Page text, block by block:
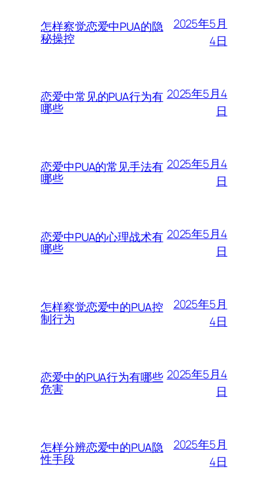
怎样察觉恋爱中PUA的隐
秘操控
2025年5月
4日
恋爱中常见的PUA行为有
哪些
2025年5月4
日
恋爱中PUA的常见手法有
哪些
2025年5月4
日
恋爱中PUA的心理战术有
哪些
2025年5月4
日
怎样察觉恋爱中的PUA控
制行为
2025年5月
4日
恋爱中的PUA行为有哪些
危害
2025年5月4
日
怎样分辨恋爱中的PUA隐
性手段
2025年5月
4日